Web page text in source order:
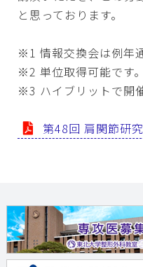
と思っております。
※1 情報交換会は例年
※2 単位取得可能です。
※3 ハイブリットで開
第48回 肩関節研